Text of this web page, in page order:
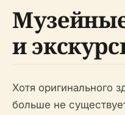
и
Хотя оригинального
больше не